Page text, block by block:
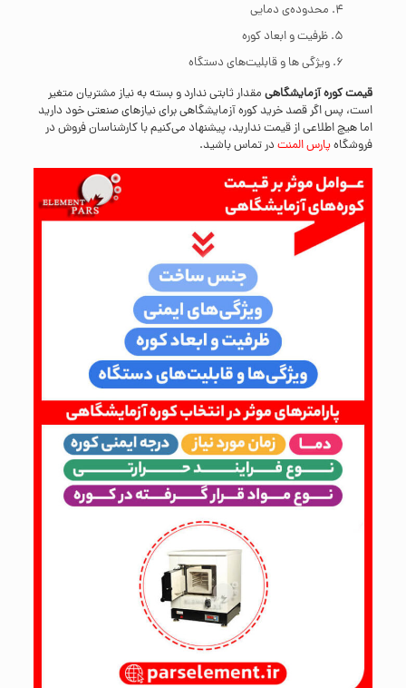
محدوده‌ی دمایی
ظرفیت و ابعاد کوره
ویژگی ها و قابلیت‌های دستگاه
قیمت کوره آزمایشگاهیمقدار ثابتی ندارد و بسته به نیاز مشتریان متغیر
است، پس اگر قصد خرید کوره آزمایشگاهی برای نیازهای صنعتی خود دارید
اما هیچ اطلاعی از قیمت ندارید، پیشنهاد می‌کنیم با کارشناسان فروش در
فروشگاهپارس المنتدرتماسباشید.